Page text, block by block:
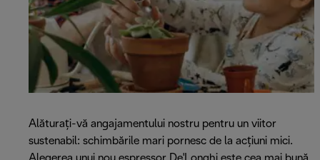
Alăturați-vă angajamentului nostru pentru un viitor
sustenabil: schimbările mari pornesc de la acțiuni mici.